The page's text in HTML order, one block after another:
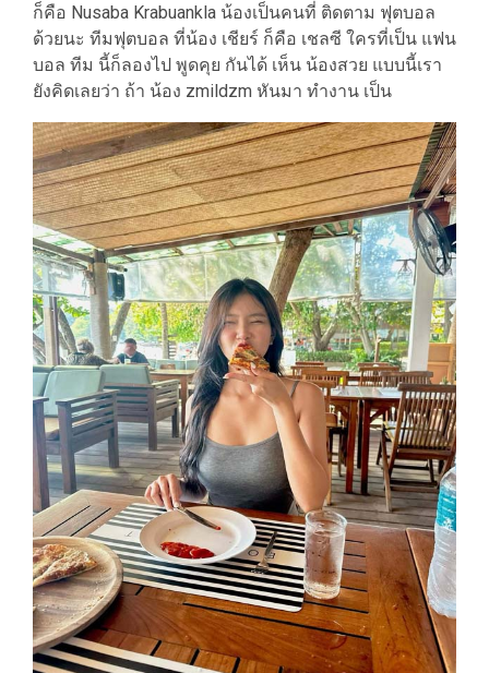
ก็คือ Nusaba Krabuankla น้องเป็นคนที่ ติดตาม ฟุตบอล
ด้วยนะ ทีมฟุตบอล ที่น้อง เชียร์ ก็คือ เชลซี ใครที่เป็น แฟน
บอล ทีม นี้ก็ลองไป พูดคุย กันได้ เห็น น้องสวย แบบนี้เรา
ยังคิดเลยว่า ถ้า น้อง zmildzm หันมา ทำงาน เป็น